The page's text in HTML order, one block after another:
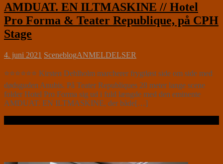
AMDUAT. EN ILTMASKINE // Hotel
Pro Forma & Teater Republique, på CPH
Stage
4. juni 2021 SceneblogANMELDELSER
⭐⭐⭐⭐⭐⭐ Kirsten Dehlholm marcherer frygtløst side om side med
dødsguden Anubis. På Teater Republiques 28 meter lange scene
folder Hotel Pro Forma sig ud i fuld længde med den eminente
AMDUAT. EN ILTMASKINE, der både[…]